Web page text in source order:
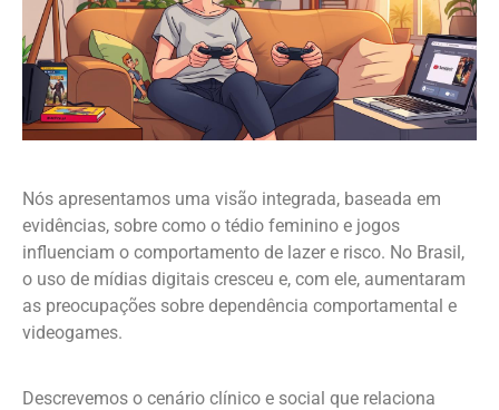
Nós apresentamos uma visão integrada, baseada em
evidências, sobre como o tédio feminino e jogos
influenciam o comportamento de lazer e risco. No Brasil,
o uso de mídias digitais cresceu e, com ele, aumentaram
as preocupações sobre dependência comportamental e
videogames.
Descrevemos o cenário clínico e social que relaciona